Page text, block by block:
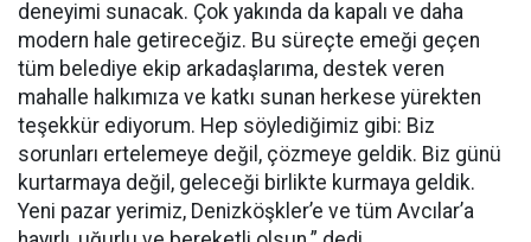
deneyimi sunacak. Çok yakında da kapalı ve daha
modern hale getireceğiz. Bu süreçte emeği geçen
tüm belediye ekip arkadaşlarıma, destek veren
mahalle halkımıza ve katkı sunan herkese yürekten
teşekkür ediyorum. Hep söylediğimiz gibi: Biz
sorunları ertelemeye değil, çözmeye geldik. Biz günü
kurtarmaya değil, geleceği birlikte kurmaya geldik.
Yeni pazar yerimiz, Denizköşkler’e ve tüm Avcılar’a